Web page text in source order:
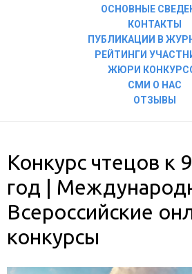
ОСНОВНЫЕ
КОНТАКТЫ
ПУБЛИКАЦИИ В
РЕЙТИНГИ
ЖЮРИ
СМИ О НАС
ОТЗЫВЫ
Конкурс чтецов к
год |
Всероссийские
конкурсы